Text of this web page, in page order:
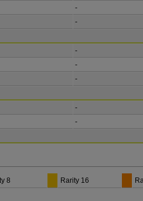
-
-
-
-
-
-
-
8 Rarity 16